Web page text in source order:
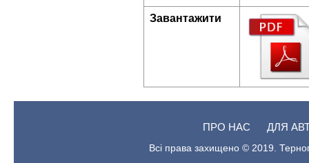
Завантажити
ПРО НАС ДЛЯ
Всі права захищено © 2019.